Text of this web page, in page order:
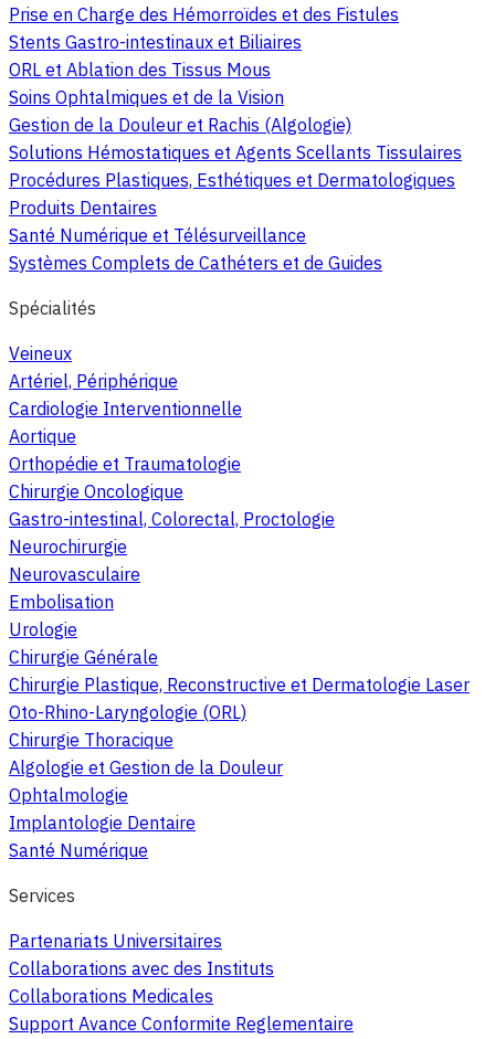
Prise en Charge des Hémorroïdes et des Fistules
Stents Gastro-intestinaux et Biliaires
ORL et Ablation des Tissus Mous
Soins Ophtalmiques et de la Vision
Gestion de la Douleur et Rachis (Algologie)
Solutions Hémostatiques et Agents Scellants Tissulaires
Procédures Plastiques, Esthétiques et Dermatologiques
Produits Dentaires
Santé Numérique et Télésurveillance
Systèmes Complets de Cathéters et de Guides
Spécialités
Veineux
Artériel, Périphérique
Cardiologie Interventionnelle
Aortique
Orthopédie et Traumatologie
Chirurgie Oncologique
Gastro-intestinal, Colorectal, Proctologie
Neurochirurgie
Neurovasculaire
Embolisation
Urologie
Chirurgie Générale
Chirurgie Plastique, Reconstructive et Dermatologie Laser
Oto-Rhino-Laryngologie (ORL)
Chirurgie Thoracique
Algologie et Gestion de la Douleur
Ophtalmologie
Implantologie Dentaire
Santé Numérique
Services
Partenariats Universitaires
Collaborations avec des Instituts
Collaborations Medicales
Support Avance Conformite Reglementaire